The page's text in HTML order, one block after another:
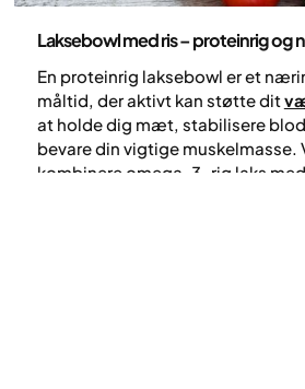
Laksebowl med ris – proteinrig
En proteinrig laksebowl er et
måltid, der aktivt kan støtte dit
at holde dig mæt, stabilisere
bevare din vigtige muskelmasse.
kombinere omega-3-rig laks